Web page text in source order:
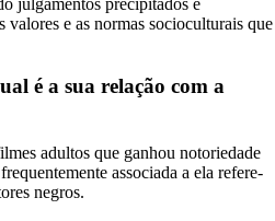
julgamentos precipitados e
e as normas socioculturais que
é a sua relação com a
adultos que ganhou notoriedade
associada a ela refere-
negros.